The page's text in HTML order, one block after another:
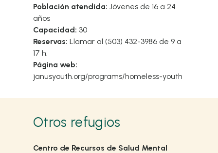
Población atendida: Jóvenes de 16 a 24
años
Capacidad: 30
Reservas: Llamar al (503) 432-3986 de 9 a
17 h.
Página web:
janusyouth.org/programs/homeless-youth
Otros refugios
Centro de Recursos de Salud Mental